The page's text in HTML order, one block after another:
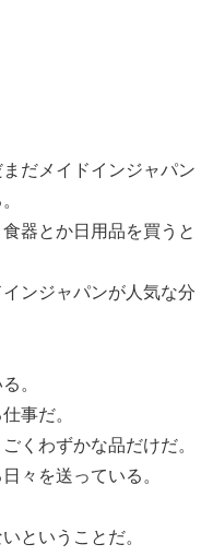
だメイドインジャパン
器とか日用品を買うと
ンジャパンが人気な分
。
事だ。
くわずかな品だけだ。
々を送っている。
ということだ。